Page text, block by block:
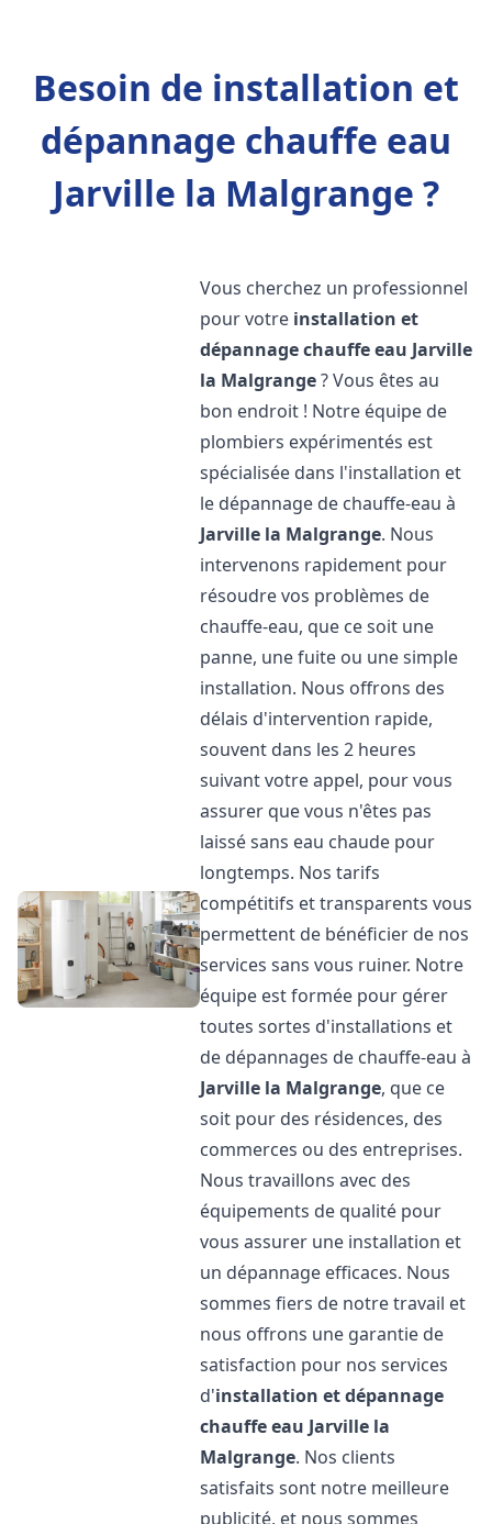
Besoin de installation et
dépannage chauffe eau
Jarville la Malgrange ?
Vous cherchez un professionnel
pour votre installation et
dépannage chauffe eau Jarville
la Malgrange? Vous êtes au
bon endroit ! Notre équipe de
plombiers expérimentés est
spécialisée dans l'installation et
le dépannage de chauffe-eau à
Jarville la Malgrange. Nous
intervenons rapidement pour
résoudre vos problèmes de
chauffe-eau, que ce soit une
panne, une fuite ou une simple
installation. Nous offrons des
délais d'intervention rapide,
souvent dans les 2 heures
suivant votre appel, pour vous
assurer que vous n'êtes pas
laissé sans eau chaude pour
longtemps. Nos tarifs
compétitifs et transparents vous
permettent de bénéficier de nos
services sans vous ruiner. Notre
équipe est formée pour gérer
toutes sortes d'installations et
de dépannages de chauffe-eau à
Jarville la Malgrange, que ce
soit pour des résidences, des
commerces ou des entreprises.
Nous travaillons avec des
équipements de qualité pour
vous assurer une installation et
un dépannage efficaces. Nous
sommes fiers de notre travail et
nous offrons une garantie de
satisfaction pour nos services
d'installation et dépannage
chauffe eau Jarville la
Malgrange. Nos clients
satisfaits sont notre meilleure
publicité, et nous sommes